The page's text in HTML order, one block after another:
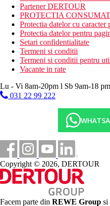
Partener DERTOUR
PROTECTIA
Protectia datelor cu caracter
Protectia datelor pentru
Setari confidentialitate
Termeni si conditii
Termeni si conditii pentru
Vacante in rate
Lu - Vi 8am-20pm l Sb 9am-18 pm
031 22 99 222
Copyright © 2026, DERTOUR
Facem parte din REWE Group si